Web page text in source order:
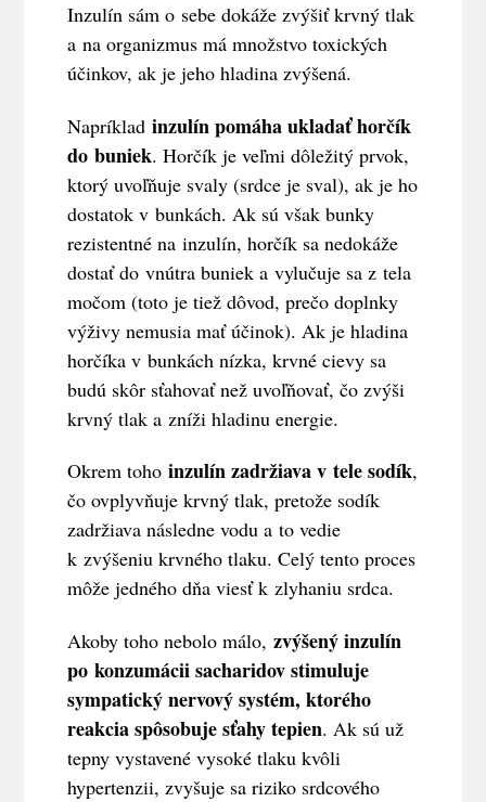
Inzulín sám o sebe dokáže zvýšiť krvný tlak
a na organizmus má množstvo toxických
účinkov, ak je jeho hladina zvýšená.
Napríkladinzulín pomáha ukladať horčík
do buniek. Horčík je veľmi dôležitý prvok,
ktorý uvoľňuje svaly (srdce je sval), ak je ho
dostatok v bunkách. Ak sú však bunky
rezistentné na inzulín, horčík sa nedokáže
dostať do vnútra buniek a vylučuje sa z tela
močom (toto je tiež dôvod, prečo doplnky
výživy nemusia mať účinok). Ak je hladina
horčíka v bunkách nízka, krvné cievy sa
budú skôr sťahovať než uvoľňovať, čo zvýši
krvný tlak a zníži hladinu energie.
Okrem tohoinzulín zadržiava v tele sodík,
čo ovplyvňuje krvný tlak, pretože sodík
zadržiava následne vodu a to vedie
k zvýšeniu krvného tlaku. Celý tento proces
môže jedného dňa viesť k zlyhaniu srdca.
Akoby toho nebolo málo,zvýšený inzulín
po konzumácii sacharidov stimuluje
sympatický nervový systém, ktorého
reakcia spôsobuje sťahy tepien. Ak sú už
tepny vystavené vysoké tlaku kvôli
hypertenzii, zvyšuje sa riziko srdcového